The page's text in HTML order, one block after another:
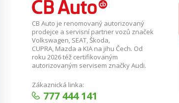
CB Auto je renomovaný autorizovaný
prodejce a servisní partner vozů značek
Volkswagen, SEAT, Škoda,
CUPRA, Mazda a KIA na jihu Čech. Od
roku 2026 též certifikovaným
autorizovaným servisem značky Audi.
Zákaznická linka:
777 444 141